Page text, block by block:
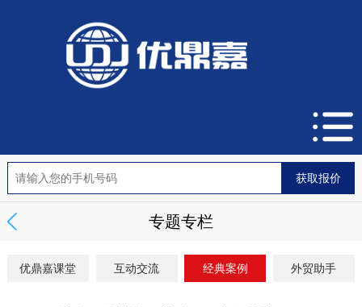
专题专栏
优鼎嘉课堂 互动交流 经典案例 外贸助手